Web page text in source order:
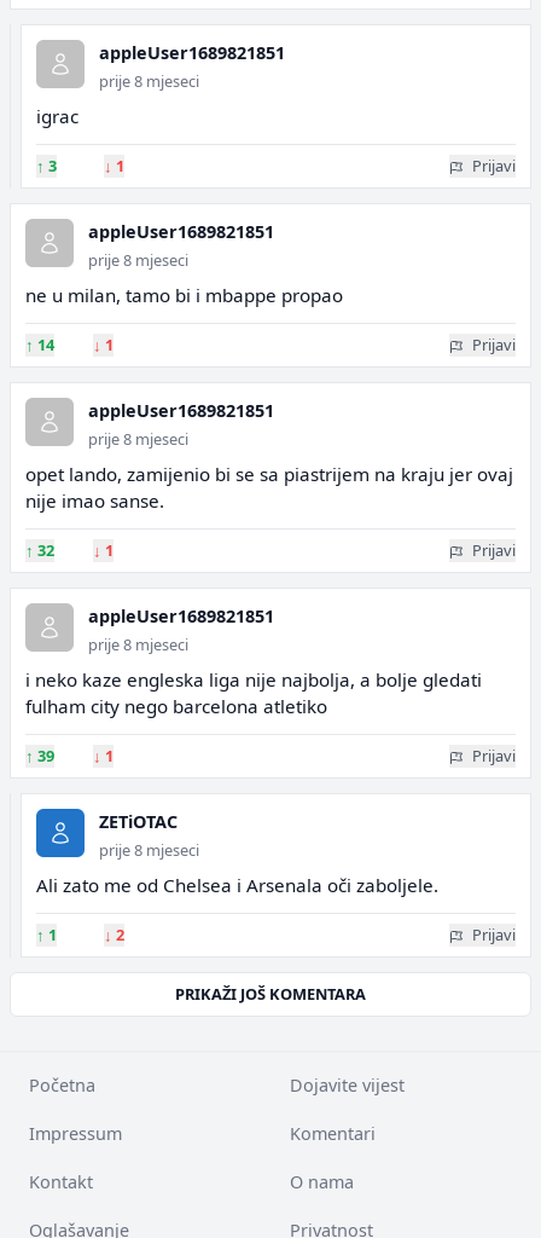
appleUser1689821851
prije 8 mjeseci
igrac
↑ 3 ↓ 1 Prijavi
appleUser1689821851
prije 8 mjeseci
ne u milan, tamo bi i mbappe propao
↑ 14 ↓ 1 Prijavi
appleUser1689821851
prije 8 mjeseci
opet lando, zamijenio bi se sa piastrijem na kraju jer ovaj
nije imao sanse.
↑ 32 ↓ 1 Prijavi
appleUser1689821851
prije 8 mjeseci
i neko kaze engleska liga nije najbolja, a bolje gledati
fulham city nego barcelona atletiko
↑ 39 ↓ 1 Prijavi
ZETiOTAC
prije 8 mjeseci
Ali zato me od Chelsea i Arsenala oči zaboljele.
↑ 1 ↓ 2 Prijavi
PRIKAŽI JOŠ KOMENTARA
Početna Dojavite vijest
Impressum Komentari
Kontakt O nama
Oglašavanje Privatnost